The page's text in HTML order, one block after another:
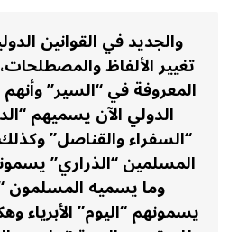
والجديد في القوانين
تغيير الألفاظ
المعروفة في “السير”
الدولي الآن يسميهم
“السفراء والقناصل”
المسلمين “الذراري”
وما يسميه المسلمون
يسمونهم “اليوم” الأبرياء